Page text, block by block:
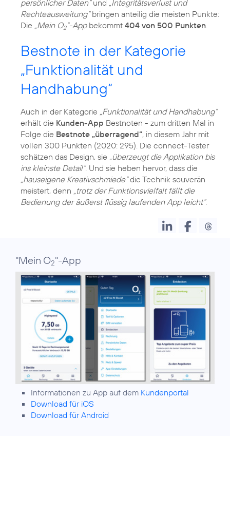
persönlicher Daten“und „Integritätsverlust und
Rechteausweitung“bringen anteilig die meisten Punkte:
Die „Mein O2“-Appbekommt 404 von 500 Punkten.
Bestnote in der Kategorie
„Funktionalität und
Handhabung“
Auch in der Kategorie „Funktionalität und Handhabung“
erhält die Kunden-App Bestnoten - zum dritten Mal in
Folge die Bestnote „überragend“, in diesem Jahr mit
vollen 300 Punkten (2020: 295). Die connect-Tester
schätzen das Design, sie „überzeugt die Applikation bis
ins kleinste Detail“. Und sie heben hervor, dass die
„hauseigene Kreativschmiede“die Technik souverän
meistert, denn „trotz der Funktionsvielfalt fällt die
Bedienung der äußerst flüssig laufenden App leicht“.
"Mein O2"-App
Informationen zu App auf dem Kundenportal
Download für iOS
Download für Android